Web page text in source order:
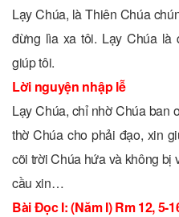
Lạy Chúa, là Thiên Chúa
đừng lìa xa tôi. Lạy Chúa là
giúp tôi.
Lời nguyện nhập lễ
Lạy Chúa, chỉ nhờ Chúa ban
thờ Chúa cho phải đạo, xin
cõi trời Chúa hứa và không bị
cầu xin…
Bài Ðọc I: (Năm I) Rm 12, 5-